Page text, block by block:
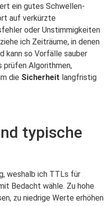
ein gutes Schwellen-
auf verkürzte
oder Unstimmigkeiten
ich Zeiträume, in denen
kann so Vorfälle sauber
prüfen Algorithmen,
die Sicherheit langfristig
typische
weshalb ich TTLs für
Bedacht wähle. Zu hohe
zu niedrige Werte erhöhen